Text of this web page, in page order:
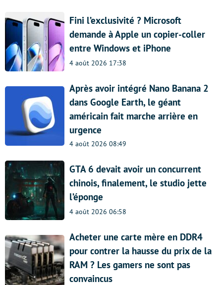
Fini l’exclusivité ? Microsoft
demande à Apple un copier-coller
entre Windows et iPhone
4 août 2026 17:38
Après avoir intégré Nano Banana 2
dans Google Earth, le géant
américain fait marche arrière en
urgence
4 août 2026 08:49
GTA 6 devait avoir un concurrent
chinois, finalement, le studio jette
l’éponge
4 août 2026 06:58
Acheter une carte mère en DDR4
pour contrer la hausse du prix de la
RAM ? Les gamers ne sont pas
convaincus